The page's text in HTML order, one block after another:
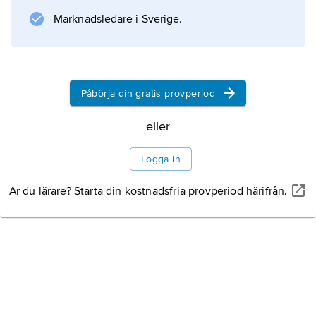
Marknadsledare i Sverige.
Påbörja din gratis provperiod
eller
Logga in
Är du lärare? Starta din kostnadsfria provperiod härifrån.